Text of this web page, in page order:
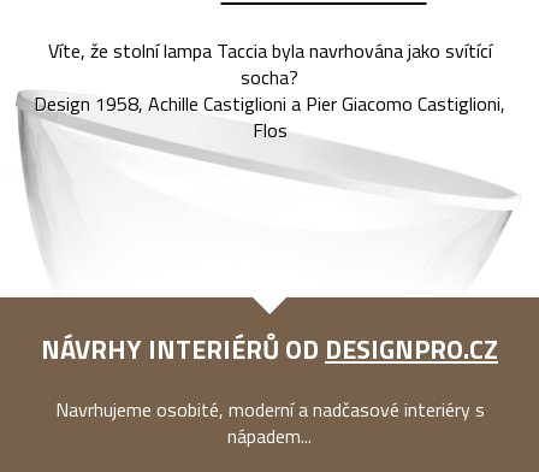
Víte, že stolní lampa Taccia byla navrhována jako svítící
socha?
Design 1958, Achille Castiglioni a Pier Giacomo Castiglioni,
Flos
NÁVRHY INTERIÉRŮ OD DESIGNPRO.CZ
Navrhujeme osobité, moderní a nadčasové interiéry s
nápadem...